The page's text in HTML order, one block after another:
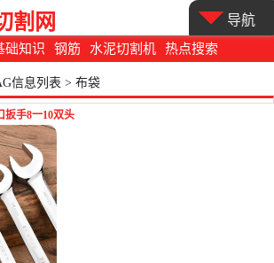
础知识 钢筋 水泥切割机 热点搜索
割网 导航
信息列表 > 布袋
扳手8一10双头
17叉口板子
割工具(力箭
店仅售2元)